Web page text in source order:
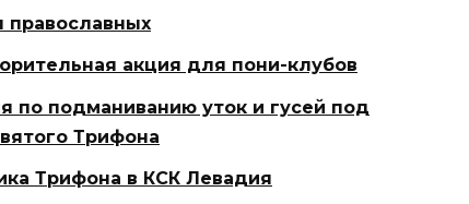
православных
акция для пони-клубов
по подманиванию уток и гусей под
Трифона
Трифона в КСК Левадия